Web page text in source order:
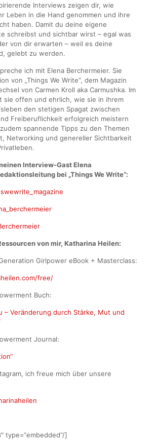
Interviews zeigen dir, wie
Leben in die Hand genommen und ihre
haben. Damit du deine eigene
schreibst und sichtbar wirst – egal was
von dir erwarten – weil es deine
gelebt zu werden.
ich mit Elena Berchermeier. Sie
von „Things We Write“, dem Magazin
von Carmen Kroll aka Carmushka. Im
sie offen und ehrlich, wie sie in ihrem
den stetigen Spagat zwischen
Freiberuflichkeit erfolgreich meistern
spannende Tipps zu den Themen
Networking und genereller Sichtbarkeit
Interview-Gast Elena
bei „Things We Write“:
von mir, Katharina Heilen:
Girlpower eBook + Masterclass:
free/
Buch:
– Veränderung durch Stärke, Mut und
Journal:
ich freue mich über unsere
type=“embedded“/]